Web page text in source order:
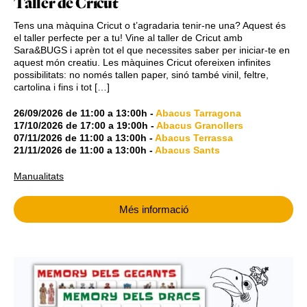
Taller de Cricut
Tens una màquina Cricut o t’agradaria tenir-ne una? Aquest és
el taller perfecte per a tu! Vine al taller de Cricut amb
Sara&BUGS i aprèn tot el que necessites saber per iniciar-te en
aquest món creatiu. Les màquines Cricut ofereixen infinites
possibilitats: no només tallen paper, sinó també vinil, feltre,
cartolina i fins i tot […]
26/09/2026 de 11:00 a 13:00h -Abacus Tarragona
17/10/2026 de 17:00 a 19:00h -Abacus Granollers
07/11/2026 de 11:00 a 13:00h -Abacus Terrassa
21/11/2026 de 11:00 a 13:00h -Abacus Sants
Manualitats
Més informació